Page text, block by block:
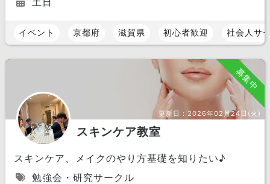
イベント 京都府 滋賀県 初心者歓迎 社会人サ
募集中
更新日： 2026年02月24日(火)
スキンケア教室
スキンケア、メイクのやり方基礎を知りたい♪
勉強会・研究サークル